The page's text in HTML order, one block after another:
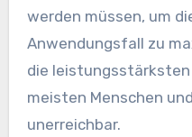
werden müssen, um
Anwendungsfall zu
die leistungsstärksten
meisten Menschen
unerreichbar.